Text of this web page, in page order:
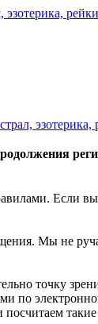
Если
Мы не
точку
по